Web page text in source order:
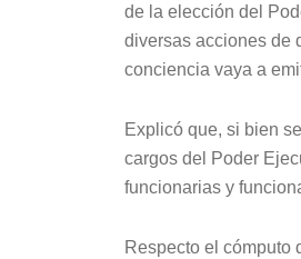
de la elección del
diversas acciones de
conciencia vaya a
Explicó que, si bien
cargos del Poder
funcionarias y
Respecto el cómputo